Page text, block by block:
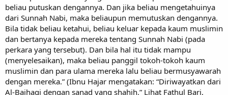
beliau putuskan dengannya. Dan jika beliau mengetahuinya
dari Sunnah Nabi, maka beliaupun memutuskan dengannya.
Bila tidak beliau ketahui, beliau keluar kepada kaum muslimin
dan bertanya kepada mereka tentang Sunnah Nabi (pada
perkara yang tersebut). Dan bila hal itu tidak mampu
(menyelesaikan), maka beliau panggil tokoh-tokoh kaum
muslimin dan para ulama mereka lalu beliau bermusyawarah
dengan mereka.” (Ibnu Hajar mengatakan: “Diriwayatkan dari
Al-Baihaqi dengan sanad yang shahih.” Lihat Fathul Bari,